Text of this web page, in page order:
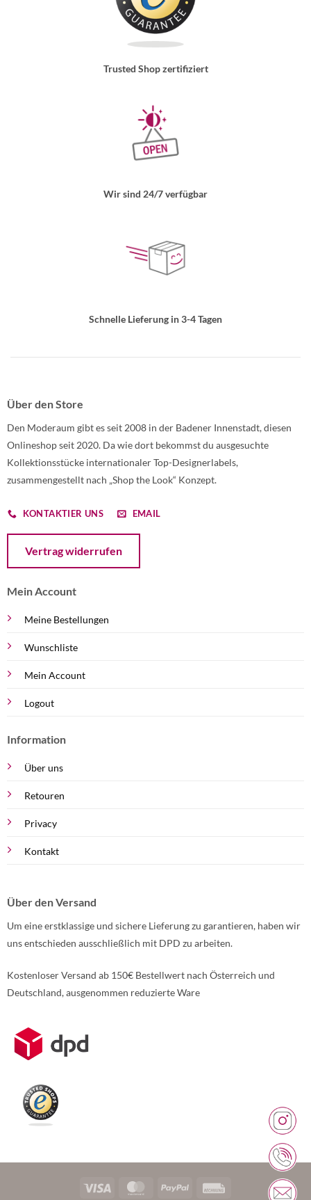
Trusted Shop zertifiziert
Wir sind 24/7 verfügbar
Schnelle Lieferung in 3-4 Tagen
Über den Store
Den Moderaum gibt es seit 2008 in der Badener Innenstadt, diesen
Onlineshop seit 2020. Da wie dort bekommst du ausgesuchte
Kollektionsstücke internationaler Top-Designerlabels,
zusammengestellt nach „Shop the Look“ Konzept.
KONTAKTIER UNS EMAIL
Vertrag widerrufen
Mein Account
Meine Bestellungen
Wunschliste
Mein Account
Logout
Information
Über uns
Retouren
Privacy
Kontakt
Über den Versand
Um eine erstklassige und sichere Lieferung zu garantieren, haben wir
uns entschieden ausschließlich mit DPD zu arbeiten.
Kostenloser Versand ab 150€ Bestellwert nach Österreich und
Deutschland, ausgenommen reduzierte Ware
Weitere Informationen über den gesperrten Inhalt.
Visa MasterCardPayPal